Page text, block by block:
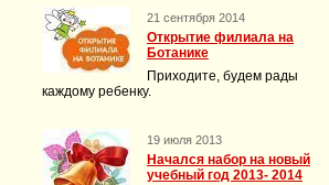
21 сентября 2014
Открытие филиала на
Ботанике
Приходите, будем рады
каждому ребенку.
19 июля 2013
Начался набор на новый
учебный год 2013- 2014